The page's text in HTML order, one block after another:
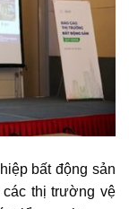
bất động sản
các thị trường vệ